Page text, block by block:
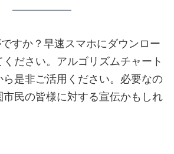
すか？早速スマホにダウンロー
ください。アルゴリズムチャート
是非ご活用ください。必要なの
民の皆様に対する宣伝かもしれ